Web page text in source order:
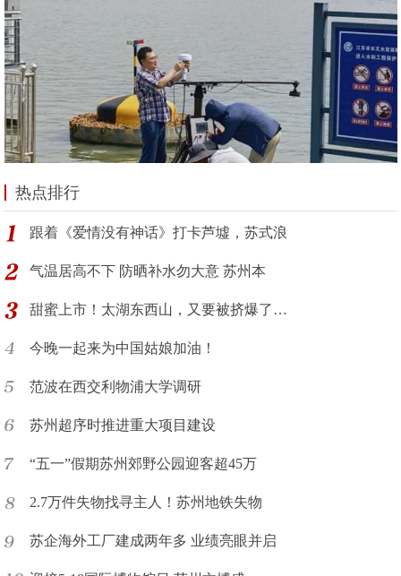
热点排行
跟着《爱情没有神话》打卡芦墟，苏式浪
气温居高不下 防晒补水勿大意 苏州本
甜蜜上市！太湖东西山，又要被挤爆了…
今晚一起来为中国姑娘加油！
范波在西交利物浦大学调研
苏州超序时推进重大项目建设
“五一”假期苏州郊野公园迎客超45万
2.7万件失物找寻主人！苏州地铁失物
苏企海外工厂建成两年多 业绩亮眼并启